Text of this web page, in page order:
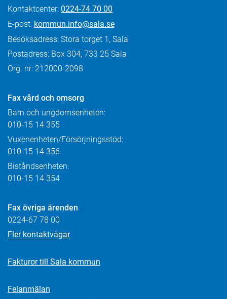
Kontaktcenter: 0224-74 70 00
E-post: kommun.info@sala.se
Besöksadress: Stora torget 1, Sala
Postadress: Box 304, 733 25 Sala
Org. nr: 212000-2098
Fax vård och omsorg
Barn och ungdomsenheten:
010-15 14 355
Vuxenenheten/Försörjningsstöd:
010-15 14 356
Biståndsenheten:
010-15 14 354
Fax övriga ärenden
0224-67 78 00
Fler kontaktvägar
Fakturor till Sala kommun
Felanmälan